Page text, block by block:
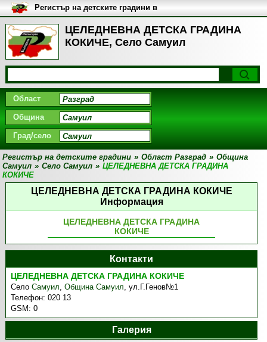
ЦЕЛЕДНЕВНА ДЕТСКА ГРАДИНА
КОКИЧЕ, Село Самуил
Регистър на детските градини в
България
Област
Община
Град/село
Регистър на детските градини » Област Разград » Община
Самуил » Село Самуил » ЦЕЛЕДНЕВНА ДЕТСКА ГРАДИНА
КОКИЧЕ
ЦЕЛЕДНЕВНА ДЕТСКА ГРАДИНА КОКИЧЕ
Информация
ЦЕЛЕДНЕВНА ДЕТСКА ГРАДИНА
КОКИЧЕ
Контакти
ЦЕЛЕДНЕВНА ДЕТСКА ГРАДИНА КОКИЧЕ
СелоСамуил,Община Самуил,ул.Г.Генов№1
Телефон:020 13
GSM:0
Галерия